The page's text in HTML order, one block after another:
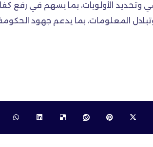
وتحديد الأولويات، بما يسهم في رفع
المعلومات، بما يدعم جهود